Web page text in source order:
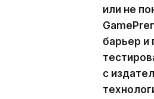
или не
барьер и
с